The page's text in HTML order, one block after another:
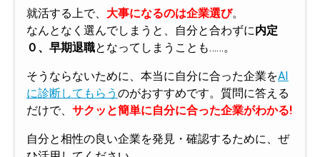
就活する上で、 大事になるのは企業選び。
なんとなく選んでしまうと、自分と合わずに内定
０、早期退職となってしまうことも……。
そうならないために、本当に自分に合った企業をAI
に診断してもらう のがおすすめです。質問に答える
だけで、 サクッと簡単に自分に合った企業がわかる!
自分と相性の良い企業を発見・確認するために、ぜ